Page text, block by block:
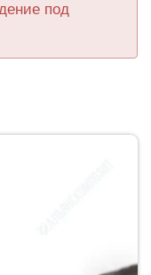
под